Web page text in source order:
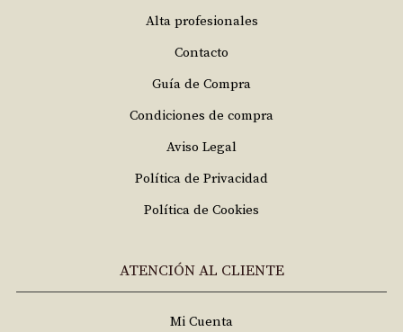
Alta profesionales
Contacto
Guía de Compra
Condiciones de compra
Aviso Legal
Política de Privacidad
Política de Cookies
ATENCIÓN AL CLIENTE
Mi Cuenta